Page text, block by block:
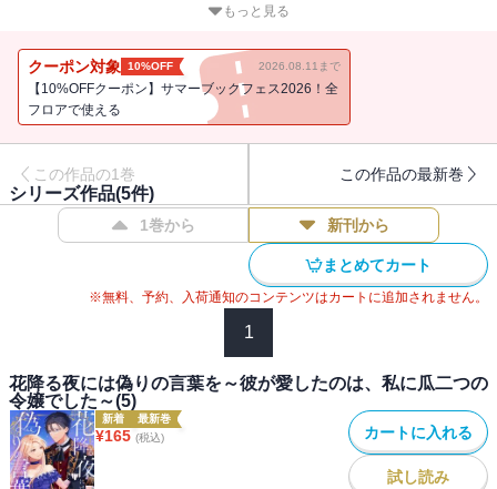
誤解は解けたものの、以来なぜか彼から熱烈に迫られる日々。彼の
差から「結ばれるはずがない」と、芽生えた恋心に蓋をしようとし
ていた。
そんな折、彼から突然「俺と婚約してほしい」と求婚さ
幸福も束の間。ある日偶然、彼が自分を選んだ“本当の理由”を知って
しまう。
――甘い誘惑の裏に隠された真実とは？
嘘と愛が交錯する、波乱の身分差ラブロマンス！
もっと見る
クーポン対象 10%OFF 2026.08.11まで
【10%OFFクーポン】サマーブックフェス2026！全
フロアで使える
この作品の1巻 この作品の最新巻
シリーズ作品(5件)
1巻から 新刊から
まとめてカート
※無料、予約、入荷通知のコンテンツはカートに追加されません。
1
花降る夜には偽りの言葉を～彼が愛したのは、私に瓜二つの
令嬢でした～(5)
新着 最新巻
¥165 (税込) カートに入れる
試し読み